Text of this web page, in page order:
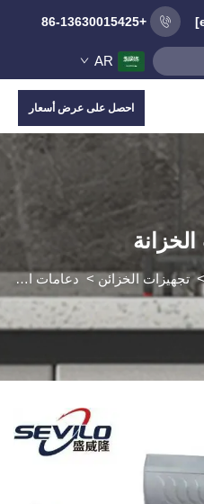
+86-13630015425
AR
احصل على عرض أسعار
تجهيزات الخزائن > دعامات الخزانة